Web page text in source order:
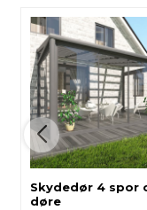
Skydedør 4 spor
døre